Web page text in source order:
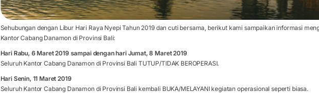
Sehubungan dengan Libur Hari Raya Nyepi Tahun 2019 dan cuti bersama, berikut kami sampaikan informasi
Kantor Cabang Danamon di Provinsi Bali:
Hari Rabu, 6 Maret 2019 sampai dengan hari Jumat, 8 Maret 2019
Seluruh Kantor Cabang Danamon di Provinsi Bali TUTUP/TIDAK BEROPERASI.
Hari Senin, 11 Maret 2019
Seluruh Kantor Cabang Danamon di Provinsi Bali kembali BUKA/MELAYANI kegiatan operasional seperti biasa.